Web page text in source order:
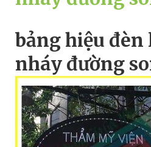
bảng hiệu đèn
nháy đường